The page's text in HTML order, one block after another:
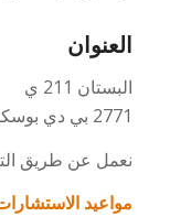
العنوان
البستان 211 ي
2771 بي دي بوسكوب
نعمل عن طريق
مواعيد